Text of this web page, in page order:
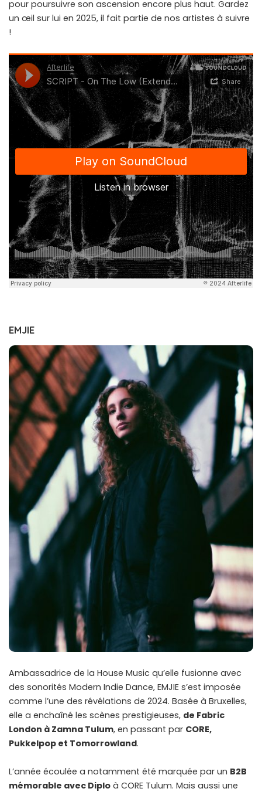
pour poursuivre son ascension encore plus haut. Gardez
un œil sur lui en 2025, il fait partie de nos artistes à suivre
!
EMJIE
Ambassadrice de la House Music qu’elle fusionne avec
des sonorités Modern Indie Dance, EMJIE s’est imposée
comme l’une des révélations de 2024. Basée à Bruxelles,
elle a enchaîné les scènes prestigieuses, de Fabric
London à Zamna Tulum, en passant par CORE,
Pukkelpop et Tomorrowland.
L’année écoulée a notamment été marquée par un B2B
mémorable avec Diplo à CORE Tulum. Mais aussi une